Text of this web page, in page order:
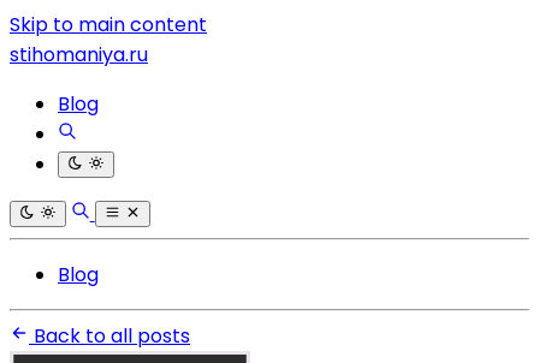
Skip to main content
stihomaniya.ru
Blog
Blog
Back to all posts